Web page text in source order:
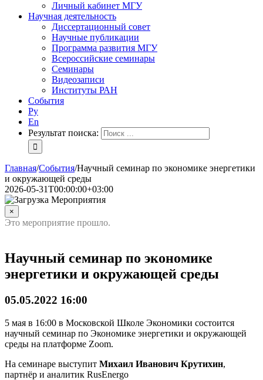
Личный кабинет МГУ
Научная деятельность
Диссертационный совет
Научные публикации
Программа развития МГУ
Всероссийские семинары
Семинары
Видеозаписи
Институты РАН
События
Ру
En
Результат поиска:
Главная/События/Научный семинар по экономике энергетики
и окружающей среды
2026-05-31T00:00:00+03:00
×
Это мероприятие прошло.
Научный семинар по экономике
энергетики и окружающей среды
05.05.2022 16:00
5 мая в 16:00 в Московской Школе Экономики состоится
научный семинар по Экономике энергетики и окружающей
среды на платформе Zoom.
На семинаре выступит Михаил Иванович Крутихин,
партнёр и аналитик RusEnergo